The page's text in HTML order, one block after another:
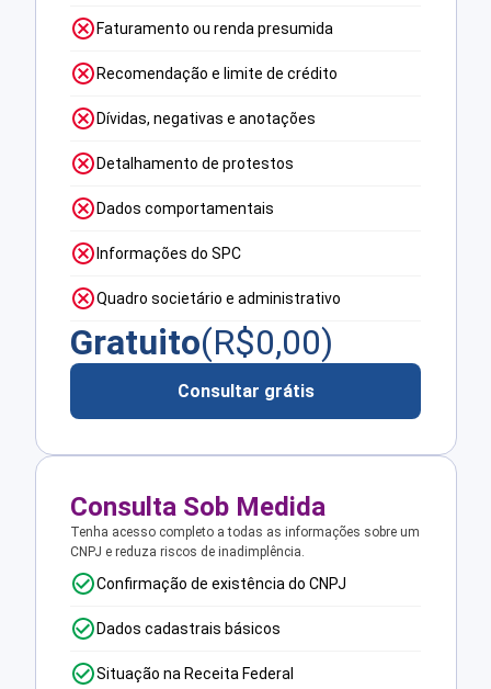
Faturamento ou renda presumida
Recomendação e limite de crédito
Dívidas, negativas e anotações
Detalhamento de protestos
Dados comportamentais
Informações do SPC
Quadro societário e administrativo
Gratuito(R$0,00)
Consultar grátis
Consulta Sob Medida
Tenha acesso completo a todas as informações sobre um
CNPJ e reduza riscos de inadimplência.
Confirmação de existência do CNPJ
Dados cadastrais básicos
Situação na Receita Federal